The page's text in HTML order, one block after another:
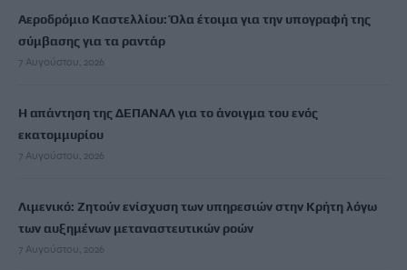
Αεροδρόμιο Καστελλίου: Όλα έτοιμα για την υπογραφή της
σύμβασης για τα ραντάρ
7 Αυγούστου, 2026
Η απάντηση της ΔΕΠΑΝΑΛ για το άνοιγμα του ενός
εκατομμυρίου
7 Αυγούστου, 2026
Λιμενικό: Ζητούν ενίσχυση των υπηρεσιών στην Κρήτη λόγω
των αυξημένων μεταναστευτικών ροών
7 Αυγούστου, 2026